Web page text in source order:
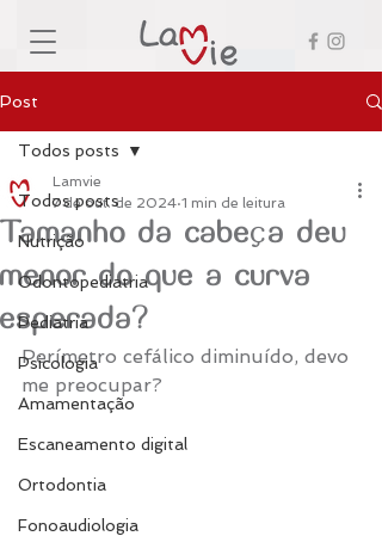
Post
Todos posts
Nutrição
Odontopediatria
Pediatria
Psicologia
Amamentação
Escaneamento digital
Ortodontia
Fonoaudiologia
Todos posts
Tamanho da cabeça deu
menor do que a curva
esperada?
Lamvie
7 de out. de 2024 1 min de leitura
Perímetro cefálico diminuído, devo
me preocupar?